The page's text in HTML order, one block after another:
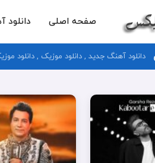
صفحه اصلی دانلود
دانلود آهنگ جدید , دانلود موزیک , دانلود